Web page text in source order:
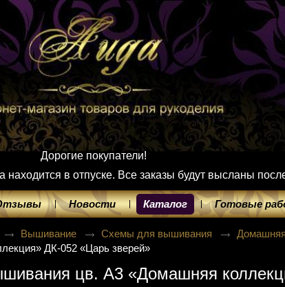
Дорогие покупатели!
в отпуске. Все заказы будут высланы
Новости Каталог Готовые
Вышивание Схемы для вышивания
ДК-052 «Царь зверей»
цв. А3 «Домашняя